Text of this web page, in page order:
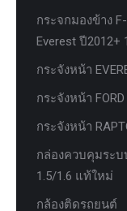
กระจกมองข้าง
Everest ปี2012+
กระจังหน้า
กระจังหน้า FORD
กระจังหน้า
กล่องควบคุมระบ
1.5/1.6 แท้ใหม่
กล้องติดรถยนต์